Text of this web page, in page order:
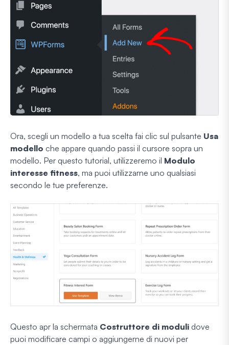
Ora, scegli un modello a tua scelta fai clic sul pulsante Usa
modello che appare quando passi il cursore sopra un
modello. Per questo tutorial, utilizzeremo il Modulo
interesse fitness, ma puoi utilizzarne uno qualsiasi
secondo le tue preferenze.
Questo apr la schermata Costruttore di moduli dove
puoi modificare campi o aggiungerne di nuovi per